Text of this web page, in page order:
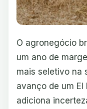
O agronegócio
um ano de
mais seletivo na
avanço de um
adiciona